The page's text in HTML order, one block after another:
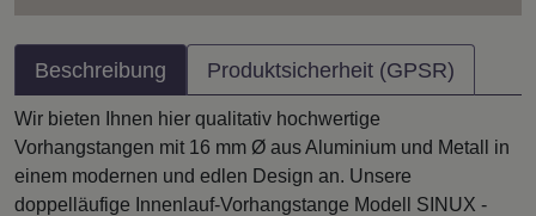
Beschreibung Produktsicherheit (GPSR)
Wir bieten Ihnen hier qualitativ hochwertige
Vorhangstangen mit 16 mm Ø aus Aluminium und Metall in
einem modernen und edlen Design an. Unsere
doppelläufige Innenlauf-Vorhangstange Modell SINUX -